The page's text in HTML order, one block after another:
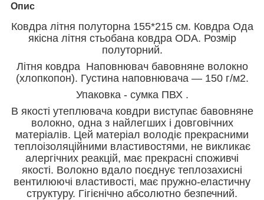
Опис
Ковдра літня полуторна 155*215 см. Ковдра Ода
якісна літня стьобана ковдра ODA. Розмір
полуторний.
Літня ковдра Наповнювач бавовняне волокно
(хлопкопон). Густина наповнювача ― 150 г/м2.
Упаковка - сумка ПВХ .
В якості утеплювача ковдри виступає бавовняне
волокно, одна з найлегших і довговічних
матеріалів. Цей матеріал володіє прекрасними
теплоізоляційними властивостями, не викликає
алергічних реакцій, має прекрасні споживчі
якості. Волокно вдало поєднує теплозахисні
вентилюючі властивості, має пружно-еластичну
структуру. Гігієнічно абсолютно безпечний.